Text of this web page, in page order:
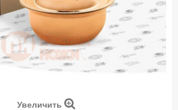
Увеличить